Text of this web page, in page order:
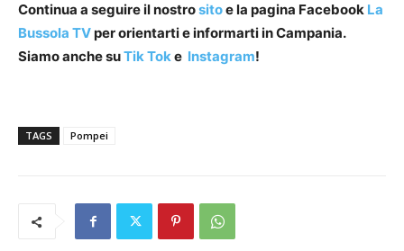
Continua a seguire il nostrositoe la pagina Facebook La
Bussola TVper orientarti e informarti in Campania.
Siamo anche suTik Toke Instagram!
TAGS Pompei